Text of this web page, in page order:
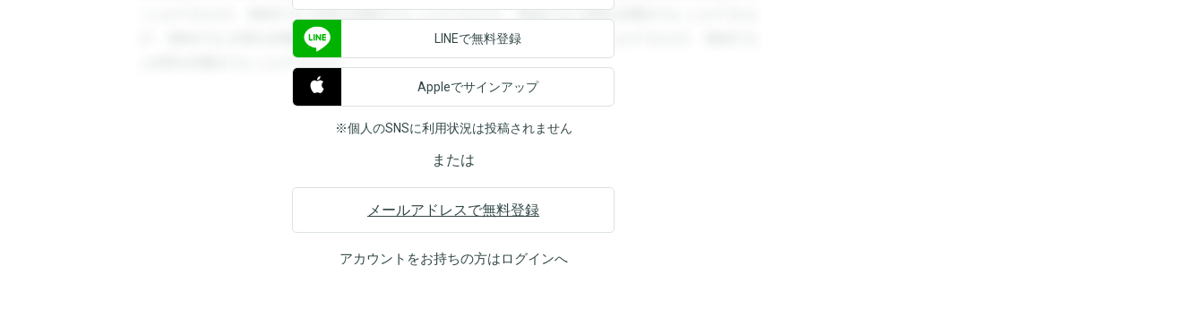
ことができます。登録すると回答を閲覧することができます。登録すると回答を閲覧することができま
す。登録すると回答を閲覧することができます。登録すると回答を閲覧することができます。登録する
と回答を閲覧することができます。
LINEで無料登録
Appleでサインアップ
※個人のSNSに利用状況は投稿されません
または
メールアドレスで無料登録
アカウントをお持ちの方はログインへ